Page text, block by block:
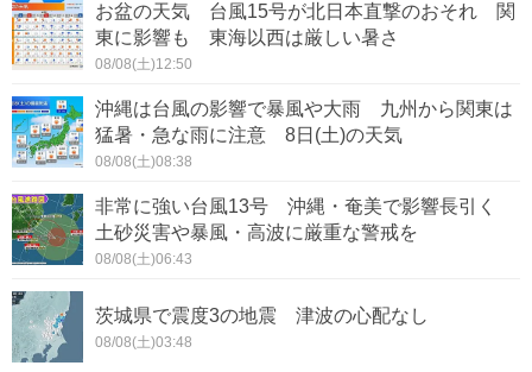
お盆の天気 台風15号が北日本直撃のおそれ 関
東に影響も 東海以西は厳しい暑さ
08/08(土)12:50
沖縄は台風の影響で暴風や大雨 九州から関東は
猛暑・急な雨に注意 8日(土)の天気
08/08(土)08:38
非常に強い台風13号 沖縄・奄美で影響長引く
土砂災害や暴風・高波に厳重な警戒を
08/08(土)06:43
茨城県で震度3の地震 津波の心配なし
08/08(土)03:48